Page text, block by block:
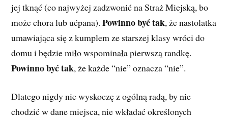
jej tknąć (co najwyżej zadzwonić na Straż Miejską, bo
może chora lub ućpana).Powinno być tak, że nastolatka
umawiająca się z kumplem ze starszej klasy wróci do
domu i będzie miło wspominała pierwszą randkę.
Powinno być tak, że każde “nie” oznacza “nie”.
Dlatego nigdy nie wyskoczę z ogólną radą, by nie
chodzić w dane miejsca, nie wkładać określonych